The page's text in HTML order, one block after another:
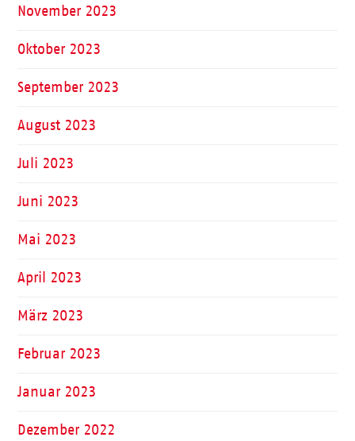
November 2023
Oktober 2023
September 2023
August 2023
Juli 2023
Juni 2023
Mai 2023
April 2023
März 2023
Februar 2023
Januar 2023
Dezember 2022